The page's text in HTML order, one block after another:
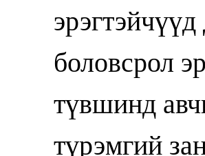
боловсрол
түвшинд
түрэмгий